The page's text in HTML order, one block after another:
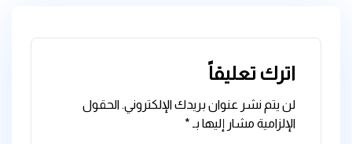
اترك تعليقاً
لن يتم نشر عنوان بريدك الإلكتروني. الحقول
الإلزامية مشار إليها بـ *